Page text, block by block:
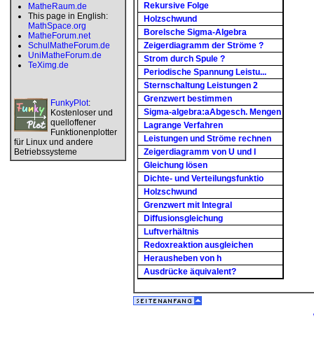
MatheRaum.de
This page in English:
MathSpace.org
MatheForum.net
SchulMatheForum.de
UniMatheForum.de
TeXimg.de
FunkyPlot:
Kostenloser und
quelloffener
Funktionenplotter
für Linux und andere
Betriebssysteme
Rekursive Folge
Holzschwund
Borelsche Sigma-Algebra
Zeigerdiagramm der Ströme ?
Strom durch Spule ?
Periodische Spannung Leistu...
Sternschaltung Leistungen 2
Grenzwert bestimmen
Sigma-algebra:aAbgesch. Mengen
Lagrange Verfahren
Leistungen und Ströme rechnen
Zeigerdiagramm von U und I
Gleichung lösen
Dichte- und Verteilungsfunktio
Holzschwund
Grenzwert mit Integral
Diffusionsgleichung
Luftverhältnis
Redoxreaktion ausgleichen
Herausheben von h
Ausdrücke äquivalent?